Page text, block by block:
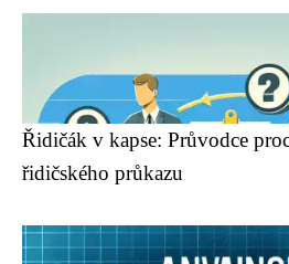
Řidičák v kapse: Průvodce
řidičského průkazu